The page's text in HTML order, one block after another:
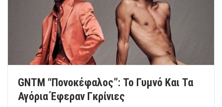
GNTM “πονοκέφαλος”: Το Γυμνό Και Τα
Αγόρια Έφεραν Γκρίνιες